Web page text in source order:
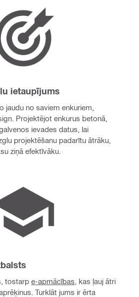
ietaupījums
jaudu no saviem enkuriem,
Projektējot enkurus betonā,
ievades datus, lai
projektēšanu padarītu ātrāku,
ziņā efektīvāku.
tostarp e-apmācības , kas ļauj ātri
Turklāt jums ir ērta